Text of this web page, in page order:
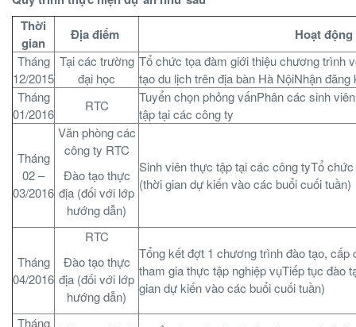
Thời
gian
Địa điểm Hoạt động
Tháng
12/2015
Tại các trường
đại học
Tổ chức tọa đàm giới thiệu chương trình
tạo du lịch trên địa bàn Hà NộiNhận
Tháng
01/2016
RTC
Tuyển chọn phỏng vấnPhân các sinh
tập tại các công ty
Tháng
02 –
03/2016
Văn phòng các
công ty RTC
Đào tạo thực
địa (đối với lớp
hướng dẫn)
Sinh viên thực tập tại các công tyTổ
(thời gian dự kiến vào các buổi cuối tuần)
Tháng
04/2016
RTC
Đào tạo thực
địa (đối với lớp
hướng dẫn)
Tổng kết đợt 1 chương trình đào tạo,
tham gia thực tập nghiệp vụTiếp tục đào
gian dự kiến vào các buổi cuối tuần)
Tháng